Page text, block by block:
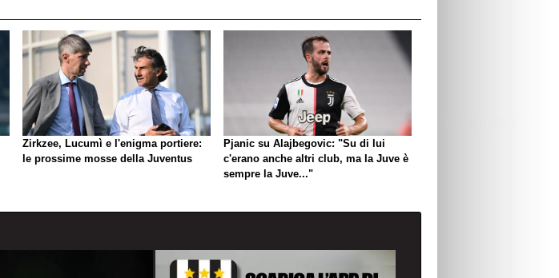
Zirkzee, Lucumì e l'enigma portiere:
le prossime mosse della Juventus
Pjanic su Alajbegovic: "Su di lui
c'erano anche altri club, ma la Juve è
sempre la Juve..."